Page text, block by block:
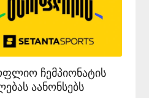
ჩემპიონატის
აანონსებს